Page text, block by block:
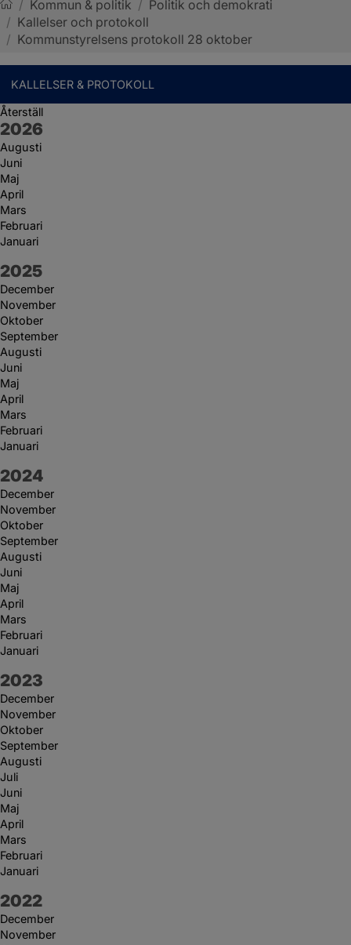
Sotenäs kommun
/ Kommun & politik / Politik och demokrati
/ Kallelser och protokoll
/ Kommunstyrelsens protokoll 28 oktober
KALLELSER & PROTOKOLL
Återställ
År:
2026
Augusti
Juni
Maj
April
Mars
Februari
Januari
År:
2025
December
November
Oktober
September
Augusti
Juni
Maj
April
Mars
Februari
Januari
År:
2024
December
November
Oktober
September
Augusti
Juni
Maj
April
Mars
Februari
Januari
År:
2023
December
November
Oktober
September
Augusti
Juli
Juni
Maj
April
Mars
Februari
Januari
År:
2022
December
November